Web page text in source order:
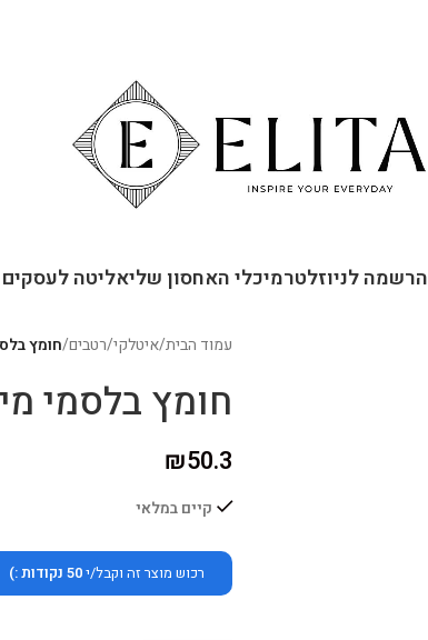
הרשמה לניוזלטרמיכלי האחסון שליאליטה לעסקים
עמוד הבית/איטלקי/רטבים/חומץ בלסמי
חומץ בלסמי מיושן
₪50.3
קיים במלאי
רכוש מוצר זה וקבל/י50 נקודות :)